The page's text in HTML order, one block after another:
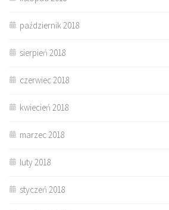
październik 2018
sierpień 2018
czerwiec 2018
kwiecień 2018
marzec 2018
luty 2018
styczeń 2018